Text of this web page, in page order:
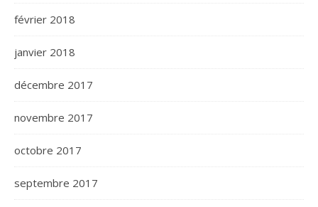
février 2018
janvier 2018
décembre 2017
novembre 2017
octobre 2017
septembre 2017